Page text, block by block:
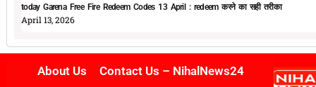
today Garena Free Fire Redeem Codes 13 April : redeem करने का सही तरीका
April 13, 2026
About Us
Contact Us – NihalNews24